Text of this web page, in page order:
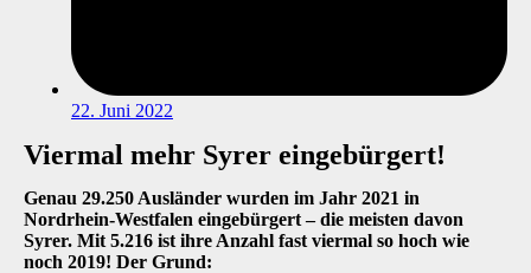
22. Juni 2022
Viermal mehr Syrer eingebürgert!
Genau 29.250 Ausländer wurden im Jahr 2021 in
Nordrhein-Westfalen eingebürgert – die meisten davon
Syrer. Mit 5.216 ist ihre Anzahl fast viermal so hoch wie
noch 2019! Der Grund: